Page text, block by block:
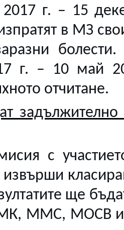
г. – 15
в МЗ
г. – 10 май
отчитане.
с
ще
ММС, МОСВ и